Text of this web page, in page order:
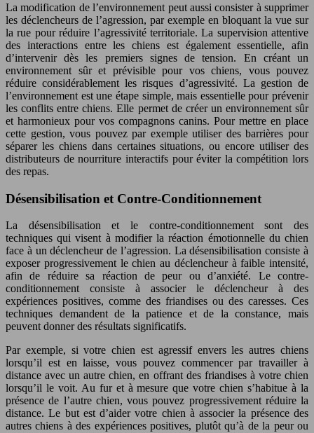
La modification de l’environnement peut aussi consister à supprimer
les déclencheurs de l’agression, par exemple en bloquant la vue sur
la rue pour réduire l’agressivité territoriale. La supervision attentive
des interactions entre les chiens est également essentielle, afin
d’intervenir dès les premiers signes de tension. En créant un
environnement sûr et prévisible pour vos chiens, vous pouvez
réduire considérablement les risques d’agressivité. La gestion de
l’environnement est une étape simple, mais essentielle pour prévenir
les conflits entre chiens. Elle permet de créer un environnement sûr
et harmonieux pour vos compagnons canins. Pour mettre en place
cette gestion, vous pouvez par exemple utiliser des barrières pour
séparer les chiens dans certaines situations, ou encore utiliser des
distributeurs de nourriture interactifs pour éviter la compétition lors
des repas.
Désensibilisation et Contre-Conditionnement
La désensibilisation et le contre-conditionnement sont des
techniques qui visent à modifier la réaction émotionnelle du chien
face à un déclencheur de l’agression. La désensibilisation consiste à
exposer progressivement le chien au déclencheur à faible intensité,
afin de réduire sa réaction de peur ou d’anxiété. Le contre-
conditionnement consiste à associer le déclencheur à des
expériences positives, comme des friandises ou des caresses. Ces
techniques demandent de la patience et de la constance, mais
peuvent donner des résultats significatifs.
Par exemple, si votre chien est agressif envers les autres chiens
lorsqu’il est en laisse, vous pouvez commencer par travailler à
distance avec un autre chien, en offrant des friandises à votre chien
lorsqu’il le voit. Au fur et à mesure que votre chien s’habitue à la
présence de l’autre chien, vous pouvez progressivement réduire la
distance. Le but est d’aider votre chien à associer la présence des
autres chiens à des expériences positives, plutôt qu’à de la peur ou